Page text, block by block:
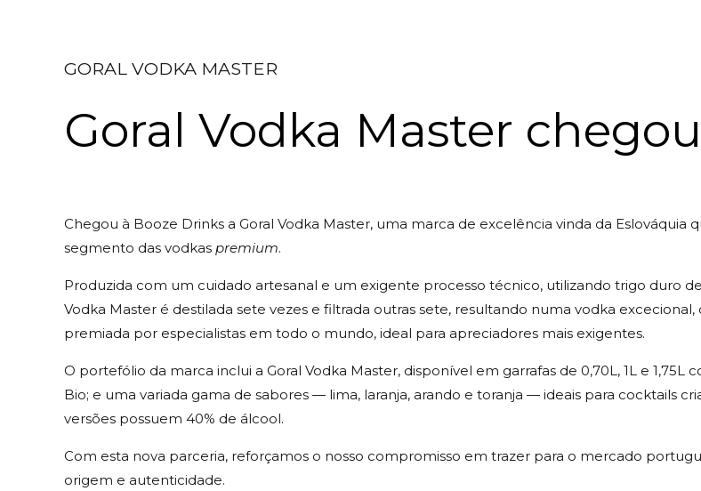
GORAL VODKA MASTER
Goral Vodka Master
Chegou à Booze Drinks a Goral Vodka Master, uma marca de excelência vinda da
segmento das vodkas premium.
Produzida com um cuidado artesanal e um exigente processo técnico, utilizando trigo duro
Vodka Master é destilada sete vezes e filtrada outras sete, resultando numa vodka
premiada por especialistas em todo o mundo, ideal para apreciadores mais exigentes.
O portefólio da marca inclui a Goral Vodka Master, disponível em garrafas de 0,70L, 1L e 1,75L
Bio; e uma variada gama de sabores — lima, laranja, arando e toranja — ideais para cocktails
versões possuem 40% de álcool.
Com esta nova parceria, reforçamos o nosso compromisso em trazer para o mercado
origem e autenticidade.